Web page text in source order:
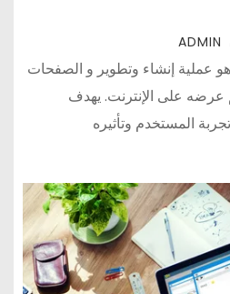
هو عملية إنشاء وتطوير و الصفحات
عرضه على الإنترنت. يهدف
المستخدم وتأثيره